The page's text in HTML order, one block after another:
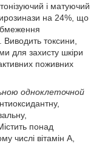
і матуючий
на 24%, що
токсини,
для захисту шкіри
поживних
одноклеточной
понад
числі вітамін A,